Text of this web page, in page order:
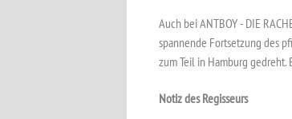
Auch bei ANTBOY - DIE
spannende Fortsetzung des
zum Teil in Hamburg gedreht.
Notiz des Regisseurs